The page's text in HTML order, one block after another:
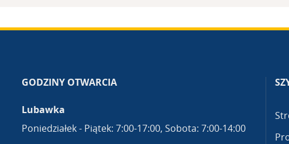
GODZINY OTWARCIA
Lubawka
Poniedziałek - Piątek: 7:00-17:00, Sobota: 7:00-14:00